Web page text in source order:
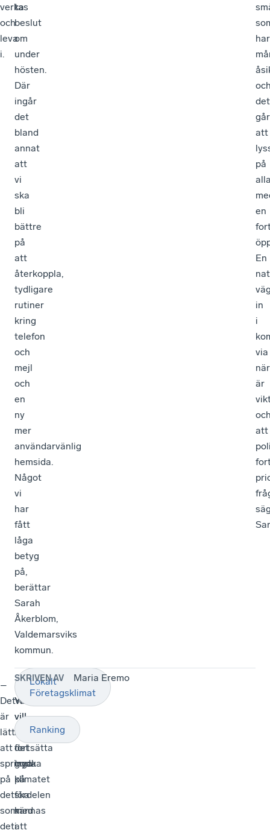
verka
och
leva
i.
tas
beslut
om
under
hösten.
Där
ingår
det
bland
annat
att
vi
ska
bli
bättre
på
att
återkoppla,
tydligare
rutiner
kring
telefon
och
mejl
och
en
ny
mer
användarvänlig
hemsida.
Något
vi
har
fått
låga
betyg
på,
berättar
Sarah
Åkerblom,
Valdemarsviks
kommun.
har
det
går
att
på
en
En
in
i
via
är
att
–
Det
är
lätt
att
springa
på
det
som
det
I
Ydre
vill
man
fortsätta
trycka
på
fördelen
med
att
–
Vi
vill
att
det
goda
klimatet
ska
kännas
i
Lokalt
Företagsklimat
Ranking
SKRIVEN AV Maria Eremo